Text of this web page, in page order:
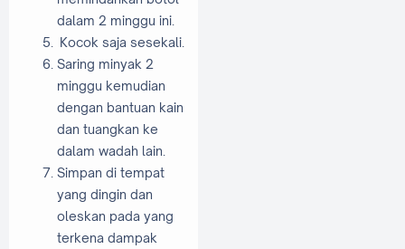
dalam 2 minggu ini.
Kocok saja sesekali.
Saring minyak 2
minggu kemudian
dengan bantuan kain
dan tuangkan ke
dalam wadah lain.
Simpan di tempat
yang dingin dan
oleskan pada yang
terkena dampak